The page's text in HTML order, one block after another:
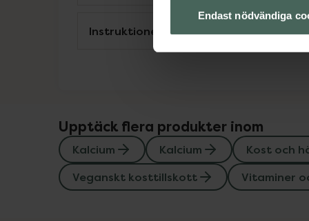
Endast nödvändiga
Instruktioner
Upptäck flera produkter inom
Kalcium Kalcium Kost och
Veganskt kosttillskott
Vitaminer